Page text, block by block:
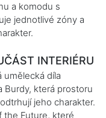
a komodu s
jednotlivé zóny a
INTERIÉRU
umělecká díla
Burdy, která prostoru
jeho charakter.
the Future, které